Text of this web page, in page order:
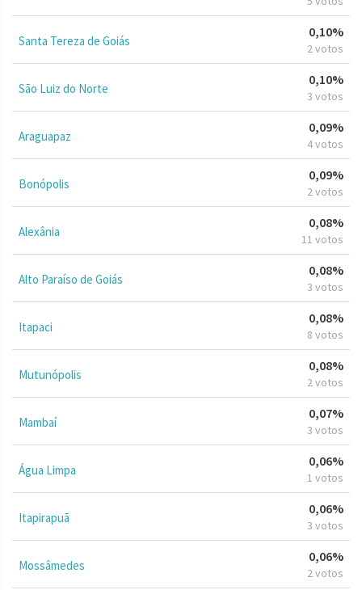
Santa Tereza de Goiás
0,10%
2 votos
São Luiz do Norte
0,10%
3 votos
Araguapaz
0,09%
4 votos
Bonópolis
0,09%
2 votos
Alexânia
0,08%
11 votos
Alto Paraíso de Goiás
0,08%
3 votos
Itapaci
0,08%
8 votos
Mutunópolis
0,08%
2 votos
Mambaí
0,07%
3 votos
Água Limpa
0,06%
1 votos
Itapirapuã
0,06%
3 votos
Mossâmedes
0,06%
2 votos